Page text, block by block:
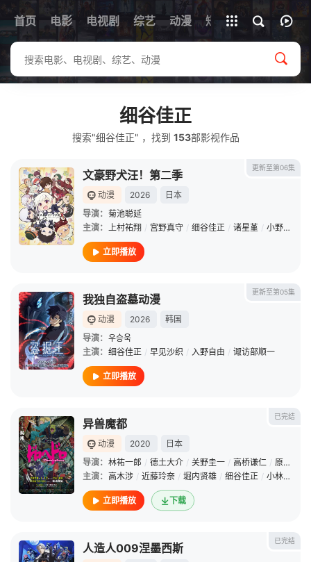
首页 电影 电视剧 综艺 动漫 短剧
全部影片
细谷佳正
搜索"细谷佳正" ，找到 153部影视作品
更新至第06集
文豪野犬汪！第二季
动漫 2026
日本
导演： 菊池聪延
主演： 上村祐翔 / 宫野真守 / 细谷佳正 / 诸星堇 / 小野贤章
立即播放
更新至第05集
我独自盗墓动漫
动漫 2026
韩国
导演： 우승욱
主演： 细谷佳正 / 早见沙织 / 入野自由 / 诹访部顺一
立即播放
已完结
异兽魔都
动漫 2020
日本
导演： 林祐一郎 / 德土大介 / 关野圭一 / 高桥谦仁 / 原英和
主演： 高木涉 / 近藤玲奈 / 堀内贤雄 / 细谷佳正 / 小林优
立即播放 下载
已完结
人造人009涅墨西斯